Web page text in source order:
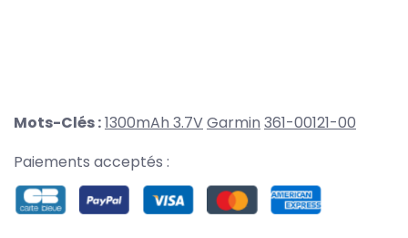
Mots-Clés :1300mAh 3.7VGarmin 361-00121-00
Paiements acceptés :